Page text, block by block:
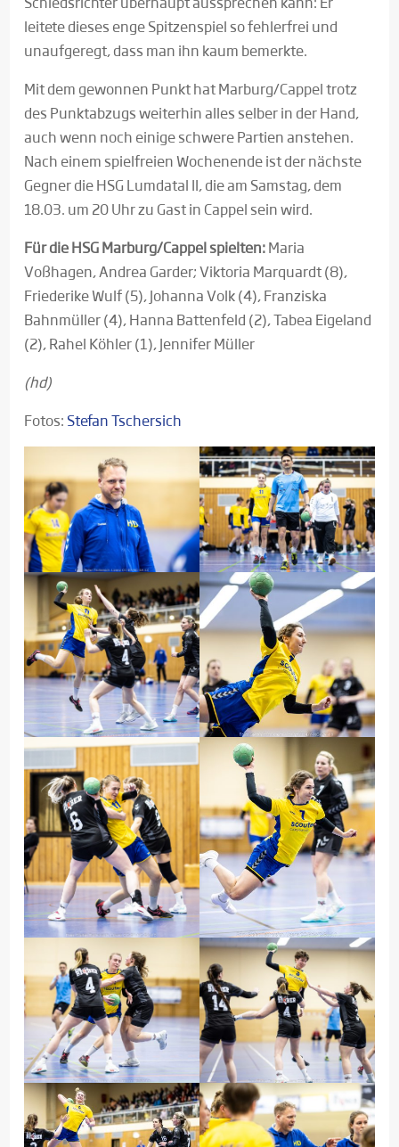
leitete dieses enge Spitzenspiel so fehlerfrei und
unaufgeregt, dass man ihn kaum bemerkte.
Mit dem gewonnen Punkt hat Marburg/Cappel trotz
des Punktabzugs weiterhin alles selber in der Hand,
auch wenn noch einige schwere Partien anstehen.
Nach einem spielfreien Wochenende ist der nächste
Gegner die HSG Lumdatal II, die am Samstag, dem
18.03. um 20 Uhr zu Gast in Cappel sein wird.
Für die HSG Marburg/Cappel spielten:Maria
Voßhagen, Andrea Garder; Viktoria Marquardt (8),
Friederike Wulf (5), Johanna Volk (4), Franziska
Bahnmüller (4), Hanna Battenfeld (2), Tabea Eigeland
(2), Rahel Köhler (1), Jennifer Müller
(hd)
Fotos: Stefan Tschersich